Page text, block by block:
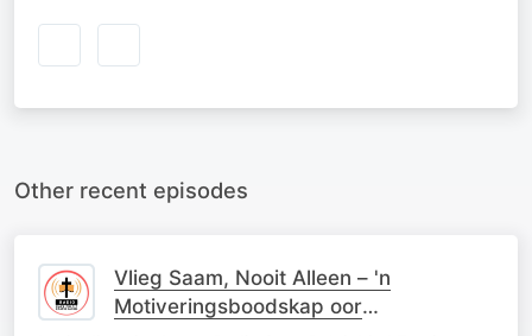
Other recent episodes
Vlieg Saam, Nooit Alleen – 'n
Motiveringsboodskap oor